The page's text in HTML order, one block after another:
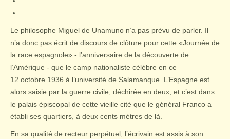
Le philosophe Miguel de Unamuno n’a pas prévu de parler. Il
n’a donc pas écrit de discours de clôture pour cette «Journée de
la race espagnole» - l’anniversaire de la découverte de
l’Amérique - que le camp nationaliste célèbre en ce
12 octobre 1936 à l’université de Salamanque. L’Espagne est
alors saisie par la guerre civile, déchirée en deux, et c’est dans
le palais épiscopal de cette vieille cité que le général Franco a
établi ses quartiers, à deux cents mètres de là.
En sa qualité de recteur perpétuel, l’écrivain est assis à son